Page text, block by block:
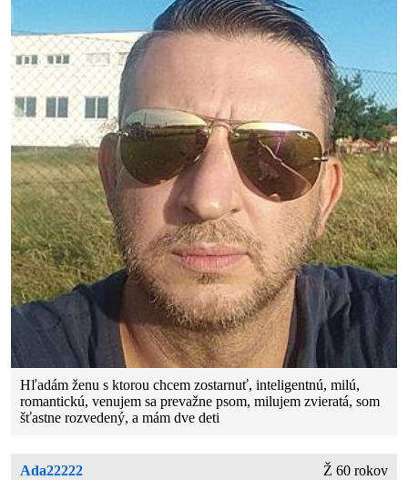
Hľadám ženu s ktorou chcem zostarnuť, inteligentnú, milú,
romantickú, venujem sa prevažne psom, milujem zvieratá, som
šťastne rozvedený, a mám dve deti
Ada22222 Ž 60 rokov